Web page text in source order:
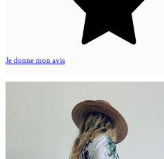
Je donne mon avis